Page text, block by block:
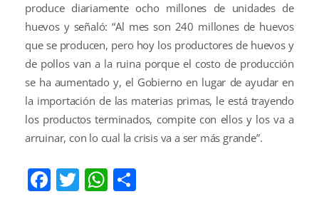
produce diariamente ocho millones de unidades de
huevos y señaló: “Al mes son 240 millones de huevos
que se producen, pero hoy los productores de huevos y
de pollos van a la ruina porque el costo de producción
se ha aumentado y, el Gobierno en lugar de ayudar en
la importación de las materias primas, le está trayendo
los productos terminados, compite con ellos y los va a
arruinar, con lo cual la crisis va a ser más grande”.
Facebook
TwitterWhatsApp